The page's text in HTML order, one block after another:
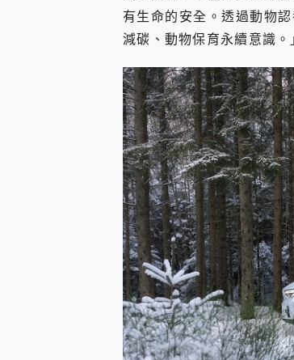
有生命的安全。透過動物
減碳、動物保育永續意識。